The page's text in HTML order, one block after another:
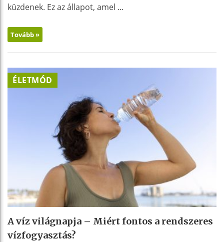
küzdenek. Ez az állapot, amel ...
Tovább »
ÉLETMÓD
A víz világnapja – Miért fontos a rendszeres
vízfogyasztás?